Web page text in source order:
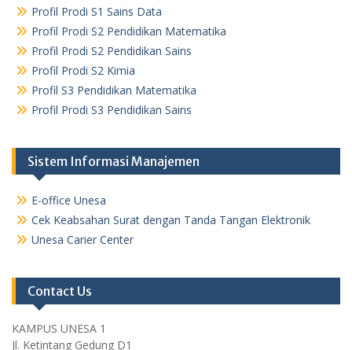
Profil Prodi S1 Sains Data
Profil Prodi S2 Pendidikan Matematika
Profil Prodi S2 Pendidikan Sains
Profil Prodi S2 Kimia
Profil S3 Pendidikan Matematika
Profil Prodi S3 Pendidikan Sains
Sistem Informasi Manajemen
E-office Unesa
Cek Keabsahan Surat dengan Tanda Tangan Elektronik
Unesa Carier Center
Contact Us
KAMPUS UNESA 1
Jl. Ketintang Gedung D1